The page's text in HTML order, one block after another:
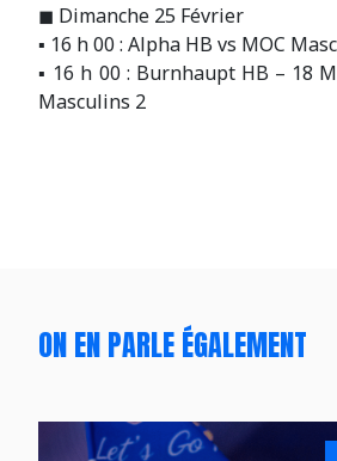
◼ Dimanche 25 Février
▪ 16 h 00 : Alpha HB vs MOC
▪ 16 h 00 : Burnhaupt HB – 18
Masculins 2
ON EN PARLE ÉGALEMENT